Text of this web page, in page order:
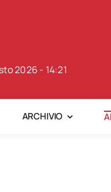
2026 - 14:21
ARCHIVIO